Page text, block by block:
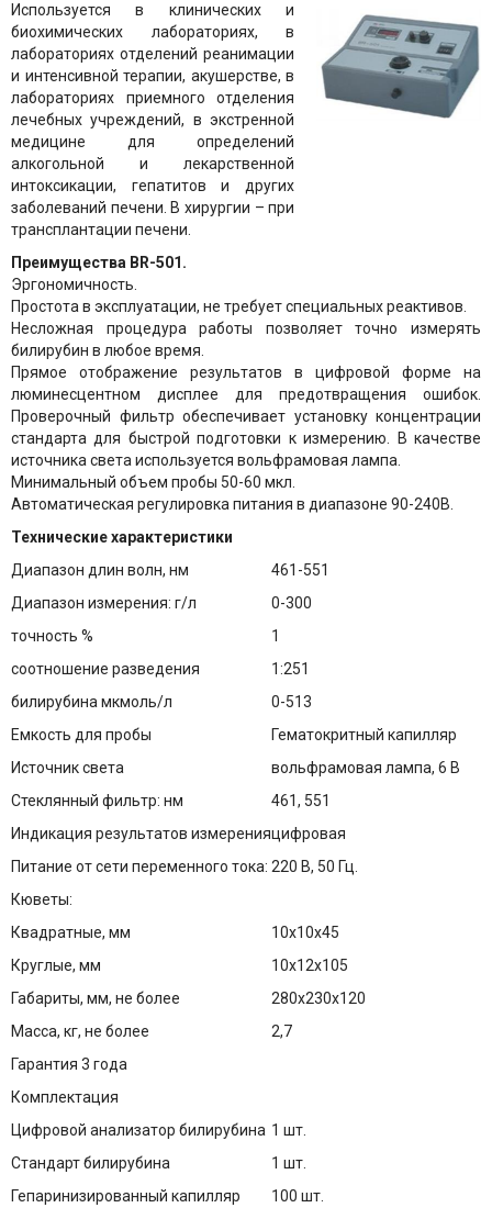
Используется в клинических и
биохимических лабораториях, в
лабораториях отделений реанимации
и интенсивной терапии, акушерстве, в
лабораториях приемного отделения
лечебных учреждений, в экстренной
медицине для определений
алкогольной и лекарственной
интоксикации, гепатитов и других
заболеваний печени. В хирургии – при
трансплантации печени.
Преимущества BR-501.
Эргономичность.
Простота в эксплуатации, не требует специальных реактивов.
Несложная процедура работы позволяет точно измерять
билирубин в любое время.
Прямое отображение результатов в цифровой форме на
люминесцентном дисплее для предотвращения ошибок.
Проверочный фильтр обеспечивает установку концентрации
стандарта для быстрой подготовки к измерению. В качестве
источника света используется вольфрамовая лампа.
Минимальный объем пробы 50-60 мкл.
Автоматическая регулировка питания в диапазоне 90-240В.
Технические характеристики
Диапазон длин волн, нм
461-551
Диапазон измерения: г/л
0-300
точность %
1
соотношение разведения
1:251
билирубина мкмоль/л
0-513
Емкость для пробы
Гематокритный капилляр
Источник света
вольфрамовая лампа, 6 В
Стеклянный фильтр: нм
461, 551
Индикация результатов измеренияцифровая
Питание от сети переменного тока: 220 В, 50 Гц.
Кюветы:
Квадратные, мм
10х10х45
Круглые, мм
10х12х105
Габариты, мм, не более
280х230х120
Масса, кг, не более
2,7
Гарантия 3 года
Комплектация
Цифровой анализатор билирубина 1 шт.
Стандарт билирубина
1 шт.
Гепаринизированный капилляр
100 шт.